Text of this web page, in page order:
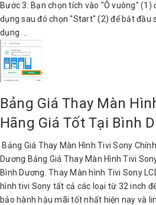
Bước 3: Bạn chọn tích vào "Ô vuông" (1)
dụng sau đó chọn "Start" (2) để bắt đầu
dụng ...
Bảng Giá Thay Màn
Hãng Giá Tốt Tại Bình
Bảng Giá Thay Màn Hình Tivi Sony
Dương Bảng Giá Thay Màn Hình Tivi
Bình Dương. Thay Màn hình Tivi Sony
hình tivi Sony tất cả các loại từ 32 inch
bảo hành hậu mãi tốt nhất hiện nay và